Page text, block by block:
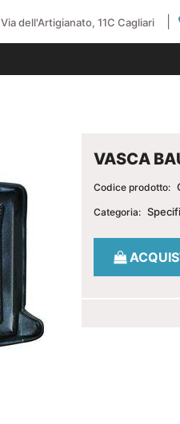
Via dell'Artigianato, 11C Cagliari
VASCA
Codice prodotto:
Categoria:
Quantità